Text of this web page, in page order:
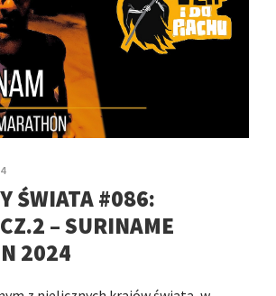
ŚWIATA #086:
– SURINAME
2024